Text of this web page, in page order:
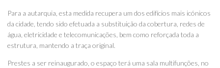
Para a autarquia, esta medida recupera um dos edifícios mais icónicos
da cidade, tendo sido efetuada a substituição da cobertura, redes de
água, eletricidade e telecomunicações, bem como reforçada toda a
estrutura, mantendo a traça original.
Prestes a ser reinaugurado, o espaço terá uma sala multifunções, no